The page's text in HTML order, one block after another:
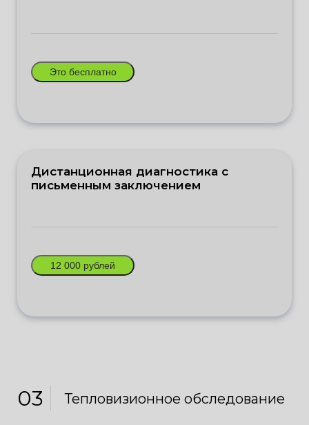
Это бесплатно
Дистанционная диагностика с
письменным заключением
12 000 рублей
03 Тепловизионное обследование